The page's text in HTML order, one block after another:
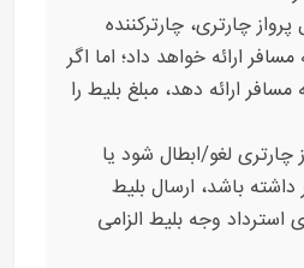
چارتری، چارترکننده
ارائه خواهد داد؛ اما اگر
ارائه دهد، مبلغ بلیط را
چارتری لغو/ابطال شود یا
داشته باشد، ارسال بلیط
استرداد وجه بلیط الزامی